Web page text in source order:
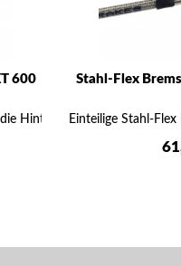
600
Hinterrad-Bremse inklusive
Stahl-Flex
Einteilige Stahl-